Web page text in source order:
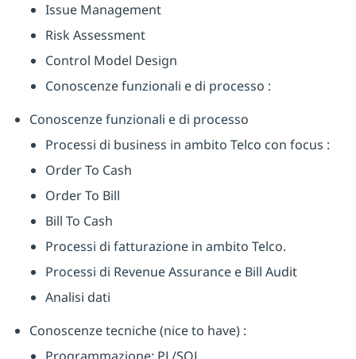
Issue Management
Risk Assessment
Control Model Design
Conoscenze funzionali e di processo :
Conoscenze funzionali e di processo
Processi di business in ambito Telco con focus :
Order To Cash
Order To Bill
Bill To Cash
Processi di fatturazione in ambito Telco.
Processi di Revenue Assurance e Bill Audit
Analisi dati
Conoscenze tecniche (nice to have) :